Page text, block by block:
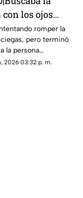
los ojos
y golpeó sin
a una invitada
romper la
pero terminó
la persona
Mira cómo fue el
2026 03:32 p. m.